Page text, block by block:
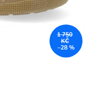
1 750
KČ
–28 %